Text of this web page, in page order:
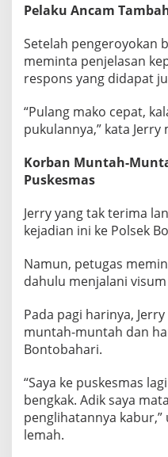
Pelaku Ancam
Setelah pengeroyokan
meminta penjelasan
respons yang didapat
“Pulang mako cepat,
pukulannya,” kata
Korban Muntah-
Puskesmas
Jerry yang tak terima
kejadian ini ke Polsek
Namun, petugas
dahulu menjalani
Pada pagi harinya,
muntah-muntah dan
Bontobahari.
“Saya ke puskesmas
bengkak. Adik saya
penglihatannya kabur,”
lemah.